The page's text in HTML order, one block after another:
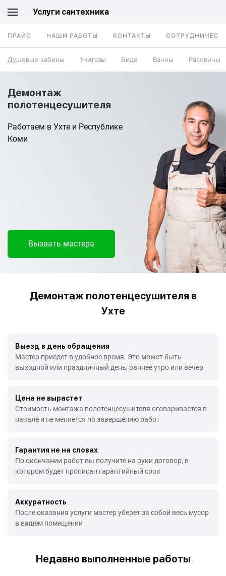
Услуги сантехника
ПРАЙС НАШИ РАБОТЫ КОНТАКТЫ
Душевые кабины Унитазы Биде Ванны Раковины
Демонтаж
полотенцесушителя
Работаем в Ухте и Республике
Коми
Вызвать мастера
Демонтаж полотенцесушителя в
Ухте
Выезд в день обращения
Мастер приедет в удобное время. Это может быть
выходной или праздничный день, раннее утро или вечер
Цена не вырастет
Стоимость монтажа полотенцесушителя оговаривается в
начале и не меняется по завершению работ
Гарантия не на словах
По окончании работ вы получите на руки договор, в
котором будет прописан гарантийный срок
Аккуратность
После оказания услуги мастер уберет за собой весь мусор
в вашем помещении
Недавно выполненные работы